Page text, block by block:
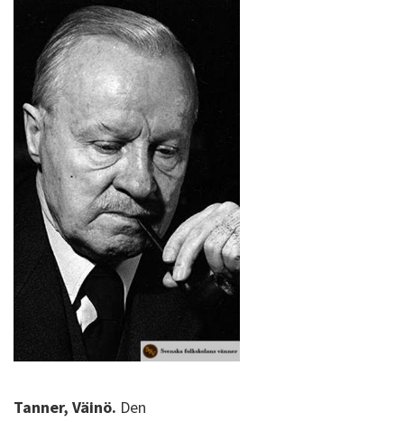
Tanner, Väinö. Den